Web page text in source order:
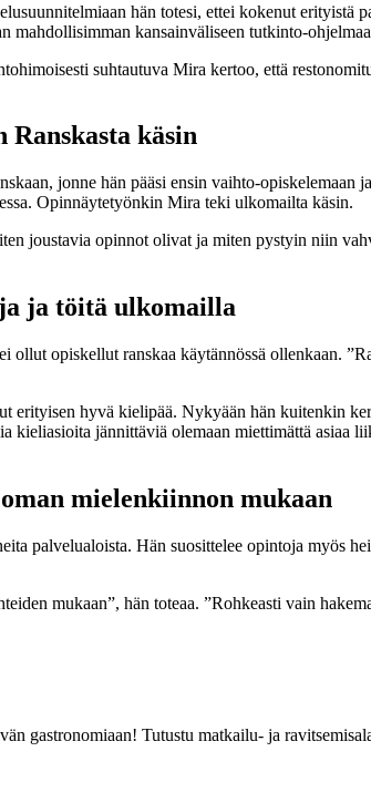
hän totesi, ettei kokenut
mahdollisimman kansainväliseen tutkinto-
suhtautuva Mira kertoo, että
käsin
jonne hän pääsi ensin vaihto-
Opinnäytetyönkin Mira teki ulkomailta käsin.
joustavia opinnot olivat ja miten pystyin niin
ja töitä ulkomailla
opiskellut ranskaa käytännössä ollenkaan.
erityisen hyvä kielipää. Nykyään hän kuitenkin
jännittäviä olemaan miettimättä asiaa
mielenkiinnon mukaan
palvelualoista. Hän suosittelee opintoja myös
mukaan”, hän toteaa. ”Rohkeasti vain
gastronomiaan! Tutustu matkailu- ja